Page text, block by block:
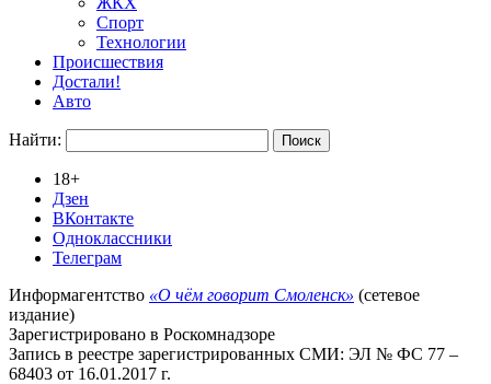
Спорт
Технологии
Происшествия
Достали!
Авто
Найти:
18+
Дзен
ВКонтакте
Одноклассники
Телеграм
Информагентство «О чём говорит Смоленск» (сетевое
издание)
Зарегистрировано в Роскомнадзоре
Запись в реестре зарегистрированных СМИ: ЭЛ № ФС 77 –
68403 от 16.01.2017 г.